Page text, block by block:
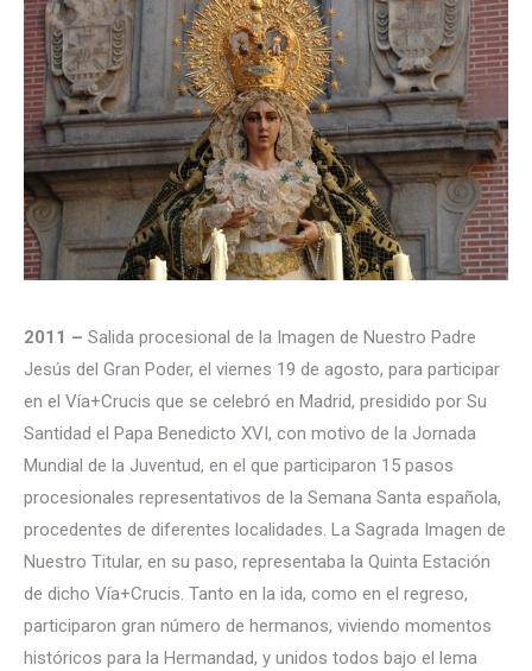
2011 – Salida procesional de la Imagen de Nuestro Padre
Jesús del Gran Poder, el viernes 19 de agosto, para participar
en el Vía+Crucis que se celebró en Madrid, presidido por Su
Santidad el Papa Benedicto XVI, con motivo de la Jornada
Mundial de la Juventud, en el que participaron 15 pasos
procesionales representativos de la Semana Santa española,
procedentes de diferentes localidades. La Sagrada Imagen de
Nuestro Titular, en su paso, representaba la Quinta Estación
de dicho Vía+Crucis. Tanto en la ida, como en el regreso,
participaron gran número de hermanos, viviendo momentos
históricos para la Hermandad, y unidos todos bajo el lema